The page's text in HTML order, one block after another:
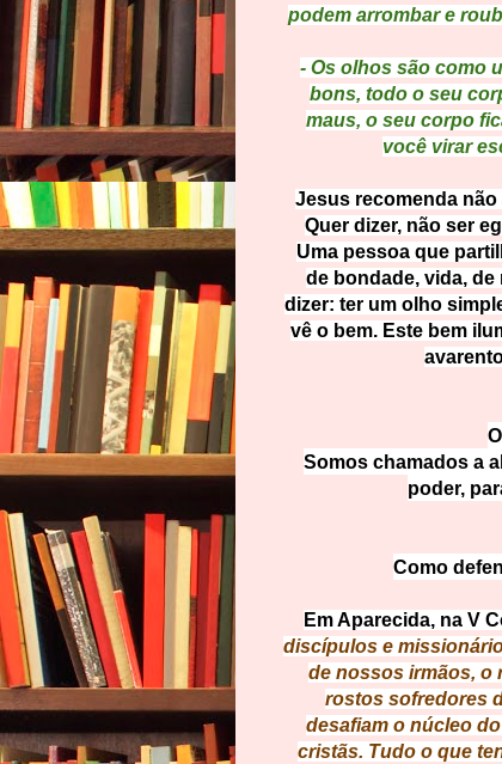
podem arrombar e
- Os olhos são como
bons, todo o seu
maus, o seu corpo
você virar
Jesus recomenda
Quer dizer, não ser
Uma pessoa que
de bondade, vida,
dizer: ter um olho
vê o bem. Este bem
Somos chamados a
poder,
Como
Em Aparecida, na V
discípulos e
de nossos irmãos, o
rostos sofredores
desafiam o núcleo
cristãs. Tudo o que